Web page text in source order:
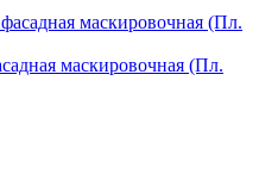
маскировочная (Пл.